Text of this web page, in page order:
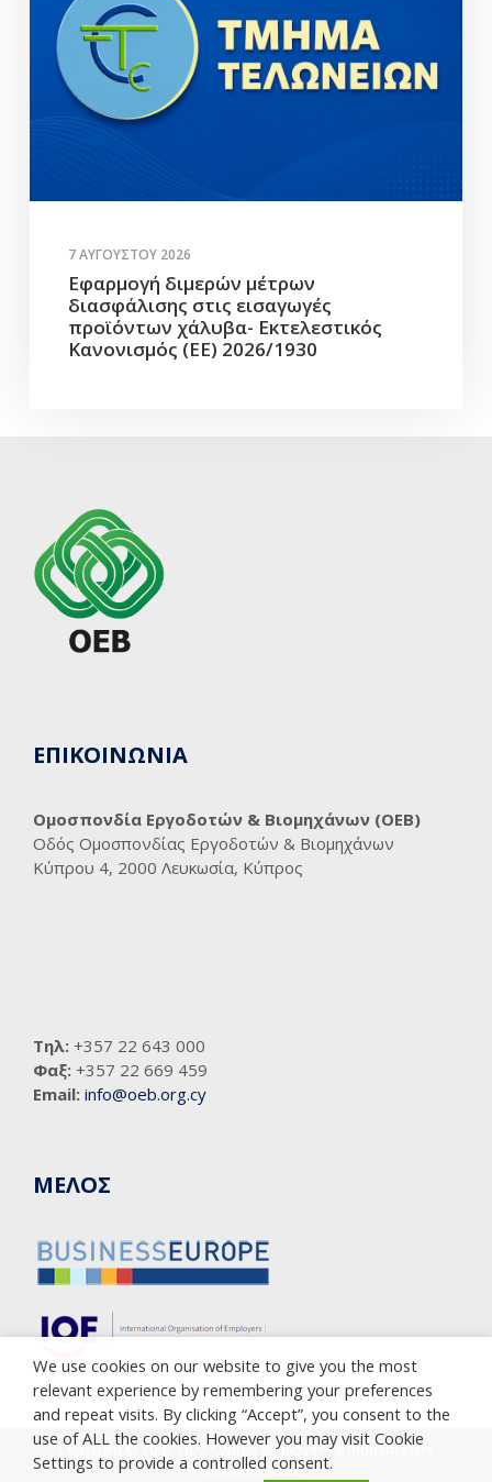
7 ΑΥΓΟΎΣΤΟΥ 2026
Εφαρμογή διμερών μέτρων
διασφάλισης στις εισαγωγές
προϊόντων χάλυβα- Εκτελεστικός
Κανονισμός (ΕΕ) 2026/1930
ΕΠΙΚΟΙΝΩΝΙΑ
Ομοσπονδία Εργοδοτών & Βιομηχάνων (ΟΕΒ)
Οδός Ομοσπονδίας Εργοδοτών & Βιομηχάνων
Κύπρου 4, 2000 Λευκωσία, Κύπρος
Τηλ: +357 22 643 000
Φαξ: +357 22 669 459
Email: info@oeb.org.cy
ΜΕΛΟΣ
Copyright © 2005-2023 Cyprus Employers & Industrialists
Federation (OEB)
We use cookies on our website to give you the most
relevant experience by remembering your preferences
and repeat visits. By clicking “Accept”, you consent to the
use of ALL the cookies. However you may visit Cookie
Settings to provide a controlled consent.